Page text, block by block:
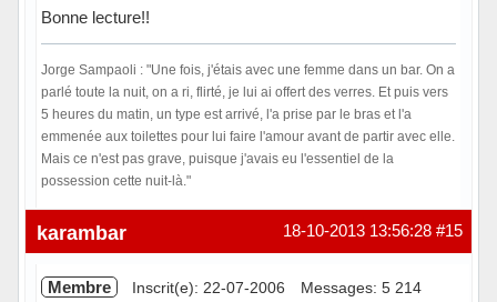
Bonne lecture!!
Jorge Sampaoli : "Une fois, j'étais avec une femme dans un bar. On a
parlé toute la nuit, on a ri, flirté, je lui ai offert des verres. Et puis vers
5 heures du matin, un type est arrivé, l'a prise par le bras et l'a
emmenée aux toilettes pour lui faire l'amour avant de partir avec elle.
Mais ce n'est pas grave, puisque j'avais eu l'essentiel de la
possession cette nuit-là."
Hors ligne #15
18-10-2013 13:56:28
karambar
Membre Inscrit(e): 22-07-2006 Messages: 5 214